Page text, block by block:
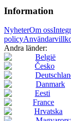
Information
NyheterOm oss
policy
Andra länder:
België
Česko
Danmark
Eesti
France
Hrvatska